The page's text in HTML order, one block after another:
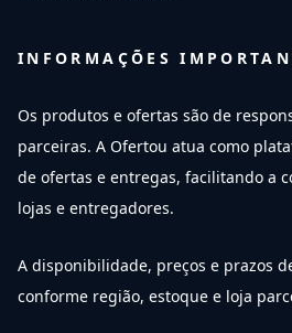
INFORMAÇÕES
Os produtos e ofertas são de
parceiras. A Ofertou atua como
de ofertas e entregas, facilitando a
lojas e entregadores.
A disponibilidade, preços e prazos
conforme região, estoque e loja